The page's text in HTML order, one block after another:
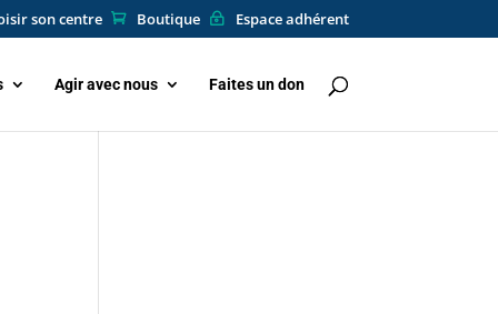
son centre Boutique Espace adhérent
Agir avec nous Faites un don